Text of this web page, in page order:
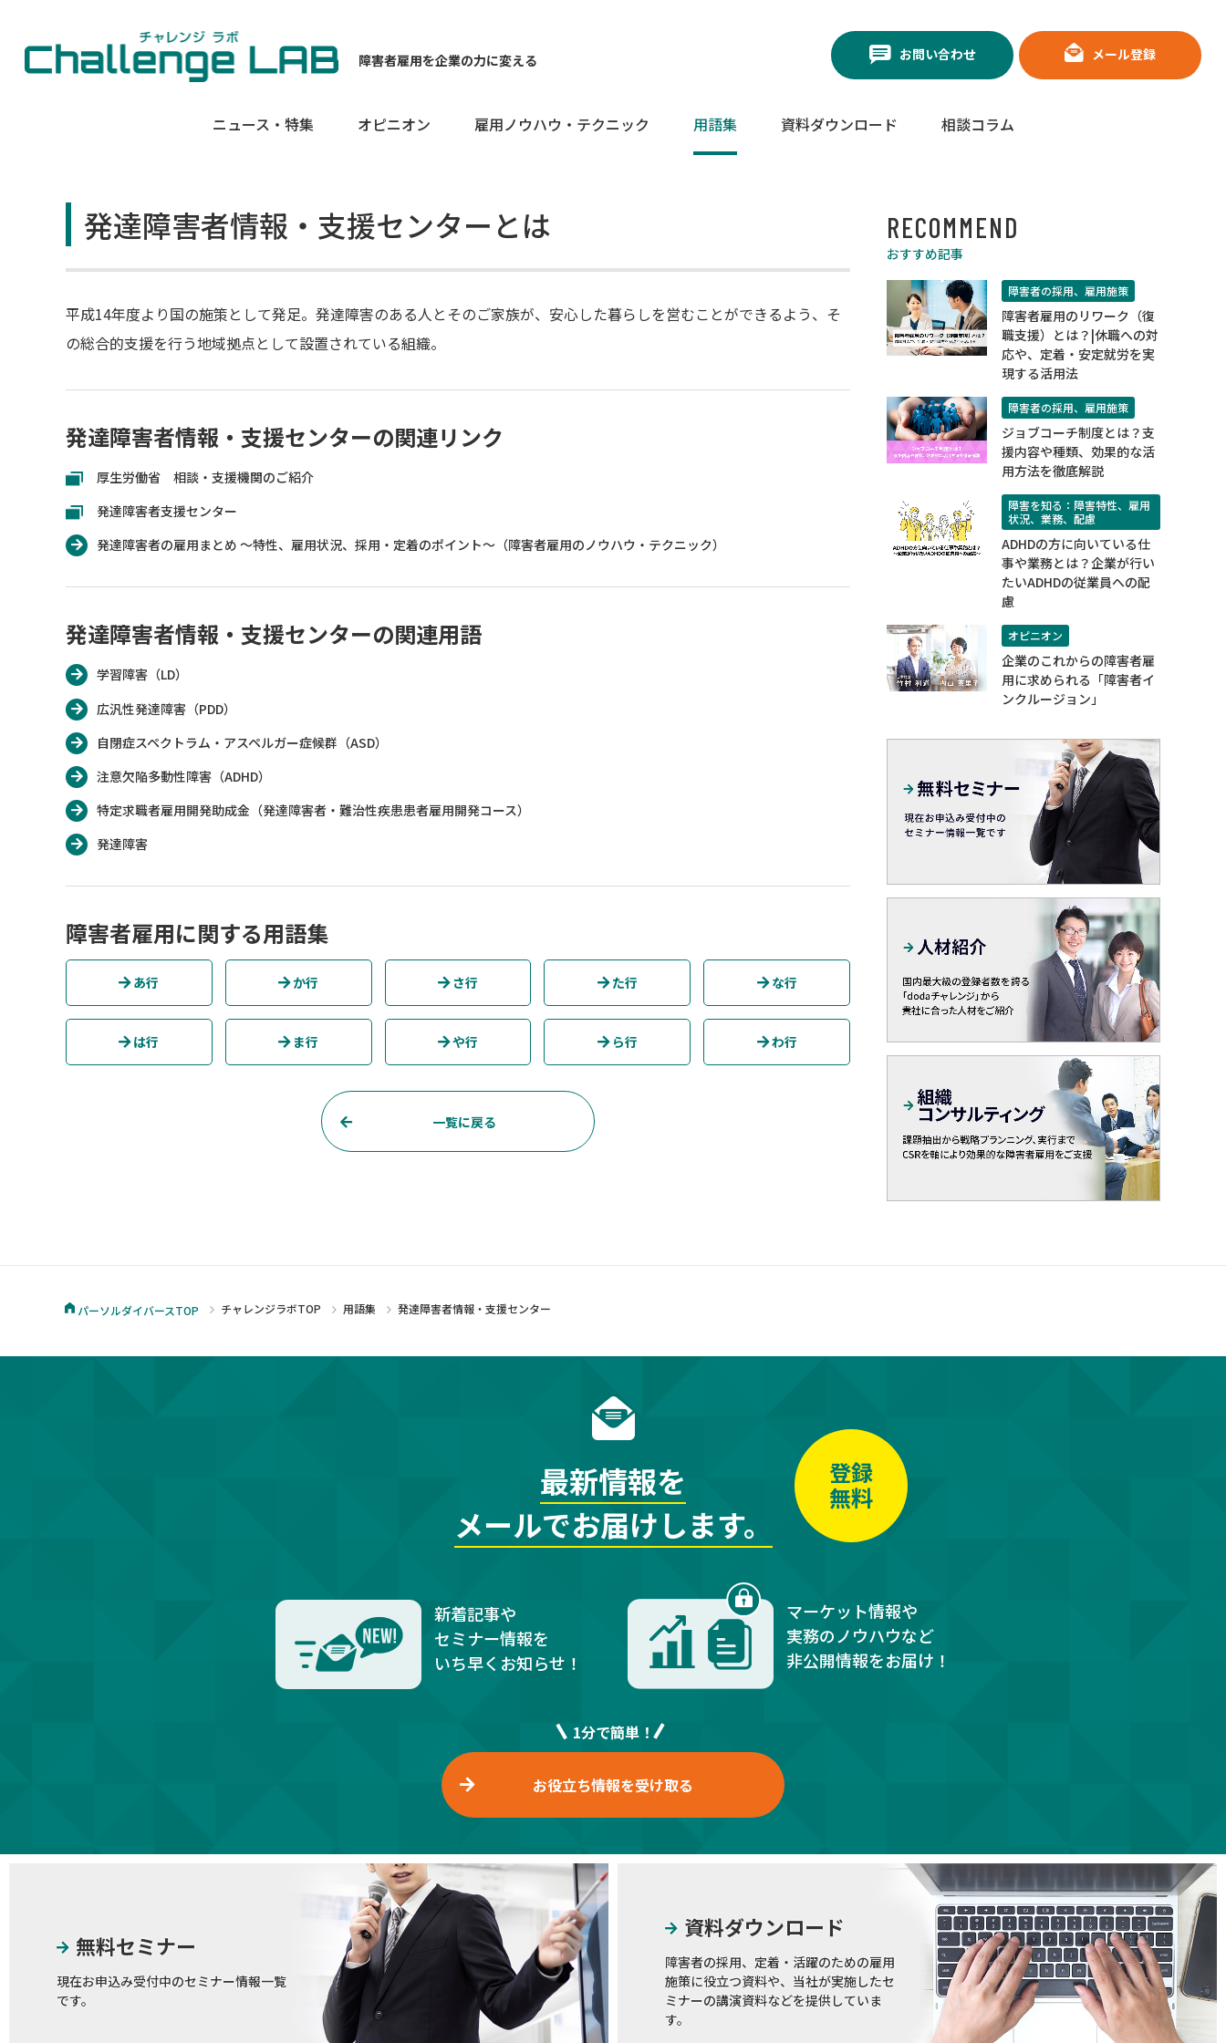
障害者雇用を企業の力に変える
ニュース・特集 オピニオン 雇用ノウハウ・テクニック 用語集 資料ダウンロード 相談コラム
お問い合わせ メール登録
発達障害者情報・支援センターとは
平成14年度より国の施策として発足。発達障害のある人とそのご家族が、安心した暮らしを営むことができるよう、そ
の総合的支援を行う地域拠点として設置されている組織。
発達障害者情報・支援センターの関連リンク
厚生労働省 相談・支援機関のご紹介
発達障害者支援センター
発達障害者の雇用まとめ ～特性、雇用状況、採用・定着のポイント～（障害者雇用のノウハウ・テクニック）
発達障害者情報・支援センターの関連用語
学習障害（LD）
広汎性発達障害（PDD）
自閉症スペクトラム・アスペルガー症候群（ASD）
注意欠陥多動性障害（ADHD）
特定求職者雇用開発助成金（発達障害者・難治性疾患患者雇用開発コース）
発達障害
障害者雇用に関する用語集
あ行 か行 さ行 た行 な行
は行 ま行 や行 ら行 わ行
一覧に戻る
RECOMMEND
おすすめ記事
障害者の採用、雇用施策
障害者雇用のリワーク（復
職支援）とは？|休職への対
応や、定着・安定就労を実
現する活用法
障害者の採用、雇用施策
ジョブコーチ制度とは？支
援内容や種類、効果的な活
用方法を徹底解説
障害を知る：障害特性、雇用
状況、業務、配慮
ADHDの方に向いている仕
事や業務とは？企業が行い
たいADHDの従業員への配
慮
オピニオン
企業のこれからの障害者雇
用に求められる「障害者イ
ンクルージョン」
パーソルダイバースTOP チャレンジラボTOP 用語集 発達障害者情報・支援センター
最新情報を
メールでお届けします。
登録
無料
新着記事や
セミナー情報を
いち早くお知らせ！
マーケット情報や
実務のノウハウなど
非公開情報をお届け！
1分で簡単！
お役立ち情報を受け取る
無料セミナー
現在お申込み受付中のセミナー情報一覧
です。
資料ダウンロード
障害者の採用、定着・活躍のための雇用
施策に役立つ資料や、当社が実施したセ
ミナーの講演資料などを提供していま
す。